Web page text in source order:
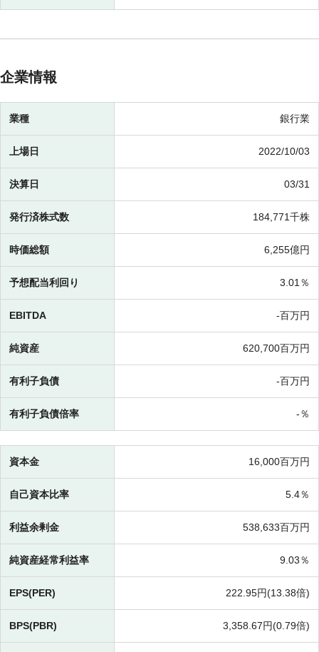
企業情報
業種 銀行業
上場日 2022/10/03
決算日 03/31
発行済株式数 184,771千株
時価総額 6,255億円
予想配当利回り 3.01％
EBITDA -百万円
純資産 620,700百万円
有利子負債 -百万円
有利子負債倍率 -％
資本金 16,000百万円
自己資本比率 5.4％
利益余剰金 538,633百万円
純資産経常利益率 9.03％
EPS(PER) 222.95円(13.38倍)
BPS(PBR) 3,358.67円(0.79倍)